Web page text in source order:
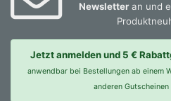
Newsletteran und
Jetzt anmelden und 5 €
anwendbar bei Bestellungen ab einem
anderen